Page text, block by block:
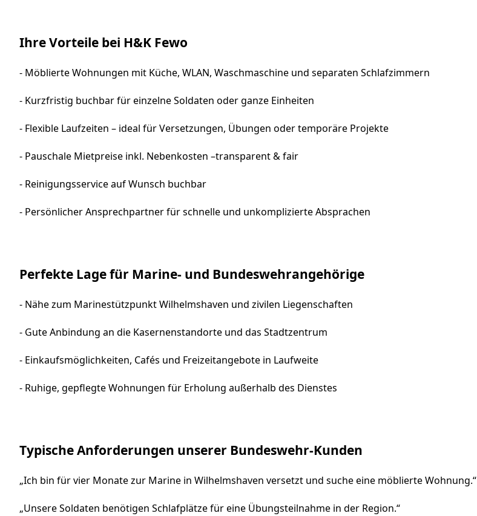
Ihre Vorteile bei H&K Fewo
- Möblierte Wohnungen mit Küche, WLAN, Waschmaschine und separaten Schlafzimmern
- Kurzfristig buchbar für einzelne Soldaten oder ganze Einheiten
- Flexible Laufzeiten – ideal für Versetzungen, Übungen oder temporäre Projekte
- Pauschale Mietpreise inkl. Nebenkosten –transparent & fair
- Reinigungsservice auf Wunsch buchbar
- Persönlicher Ansprechpartner für schnelle und unkomplizierte Absprachen
Perfekte Lage für Marine- und Bundeswehrangehörige
- Nähe zum Marinestützpunkt Wilhelmshaven und zivilen Liegenschaften
- Gute Anbindung an die Kasernenstandorte und das Stadtzentrum
- Einkaufsmöglichkeiten, Cafés und Freizeitangebote in Laufweite
- Ruhige, gepflegte Wohnungen für Erholung außerhalb des Dienstes
Typische Anforderungen unserer Bundeswehr-Kunden
„Ich bin für vier Monate zur Marine in Wilhelmshaven versetzt und suche eine möblierte Wohnung.“
„Unsere Soldaten benötigen Schlafplätze für eine Übungsteilnahme in der Region.“